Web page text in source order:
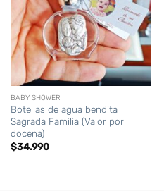
BABY SHOWER
Botellas de agua bendita
Sagrada Familia (Valor por
docena)
$34.990